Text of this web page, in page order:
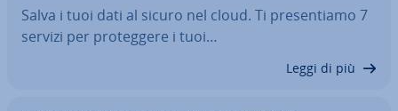
Salva i tuoi dati al sicuro nel cloud. Ti pre­sen­tia­mo 7
servizi per pro­teg­ge­re i tuoi…
Leggi di più